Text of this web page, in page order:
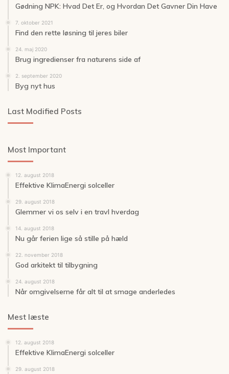
Gødning NPK: Hvad Det Er, og Hvordan Det Gavner Din Have
7. oktober 2021
Find den rette løsning til jeres biler
24. maj 2020
Brug ingredienser fra naturens side af
2. september 2020
Byg nyt hus
Last Modified Posts
Most Important
12. august 2018
Effektive KlimaEnergi solceller
29. august 2018
Glemmer vi os selv i en travl hverdag
14. august 2018
Nu går ferien lige så stille på hæld
22. november 2018
God arkitekt til tilbygning
24. august 2018
Når omgivelserne får alt til at smage anderledes
Mest læste
12. august 2018
Effektive KlimaEnergi solceller
29. august 2018